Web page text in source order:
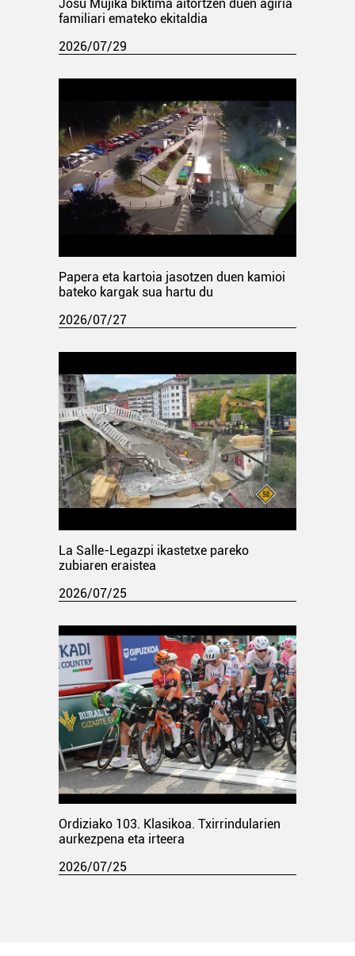
Josu Mujika biktima aitortzen duen agiria
familiari emateko ekitaldia
2026/07/29
Papera eta kartoia jasotzen duen kamioi
bateko kargak sua hartu du
2026/07/27
La Salle-Legazpi ikastetxe pareko
zubiaren eraistea
2026/07/25
Ordiziako 103. Klasikoa. Txirrindularien
aurkezpena eta irteera
2026/07/25